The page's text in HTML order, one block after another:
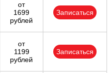
от
1699
рублей
Записаться
от
1199
рублей
Записаться